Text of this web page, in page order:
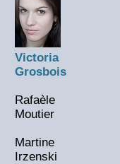
Victoria
Grosbois
Rafaèle
Moutier
Martine
Irzenski